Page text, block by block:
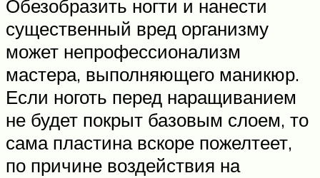
Обезобразить ногти и нанести
существенный вред организму
может непрофессионализм
мастера, выполняющего маникюр.
Если ноготь перед наращиванием
не будет покрыт базовым слоем, то
сама пластина вскоре пожелтеет,
по причине воздействия на